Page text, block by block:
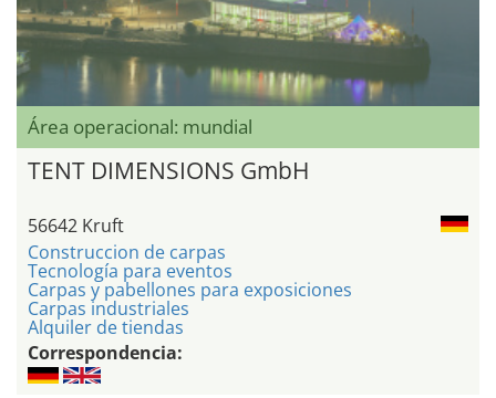
Área operacional: mundial
TENT DIMENSIONS GmbH
56642 Kruft
Construccion de carpas
Tecnología para eventos
Carpas y pabellones para exposiciones
Carpas industriales
Alquiler de tiendas
Correspondencia: